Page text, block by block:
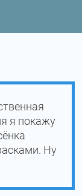
я покажу
Ну